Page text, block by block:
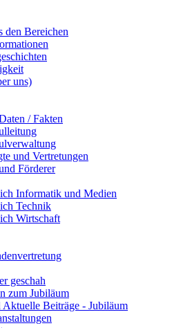
den Bereichen
uns)
/ Fakten
und Vertretungen
Förderer
Informatik und Medien
Technik
Wirtschaft
geschah
zum Jubiläum
Beiträge - Jubiläum